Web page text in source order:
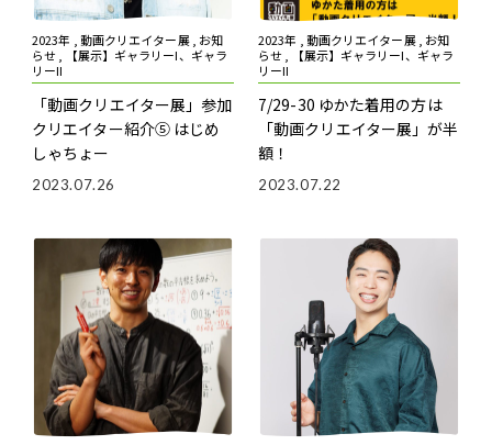
2023年 , 動画クリエイター展 , お知
らせ , 【展示】ギャラリーI、ギャラ
リーII
「動画クリエイター展」参加
クリエイター紹介⑤ はじめ
しゃちょー
2023.07.26
2023年 , 動画クリエイター展 , お知
らせ , 【展示】ギャラリーI、ギャラ
リーII
7/29-30 ゆかた着用の方は
「動画クリエイター展」が半
額！
2023.07.22